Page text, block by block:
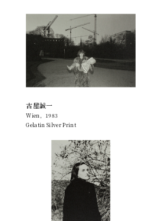
古屋誠一
Wien，1983
Gelatin Silver Print